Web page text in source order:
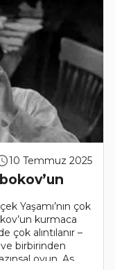
10 Temmuz 2025
Yaşamı’nın çok
kurmaca
çok alıntılanır –
birbirinden
oyun. As..